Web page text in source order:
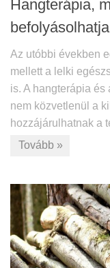
Hangterápia,
Az utóbbi években
mellett a lelki
is. A hangterápia
nem közvetlenül a
hozzájárulhatnak a
Tovább »